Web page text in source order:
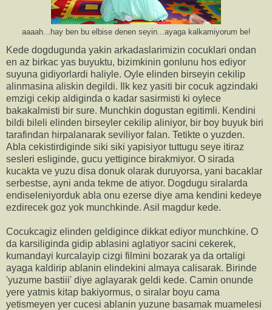
aaaah...hay ben bu elbise denen seyin...ayaga kalkamiyorum be!
Kede dogdugunda yakin arkadaslarimizin cocuklari ondan
en az birkac yas buyuktu, bizimkinin gonlunu hos ediyor
suyuna gidiyorlardi haliyle. Oyle elinden birseyin cekilip
alinmasina aliskin degildi. Ilk kez yasiti bir cocuk agzindaki
emzigi cekip aldiginda o kadar sasirmisti ki oylece
bakakalmisti bir sure. Munchkin dogustan egitimli. Kendini
bildi bileli elinden birseyler cekilip aliniyor, bir boy buyuk biri
tarafindan hirpalanarak seviliyor falan. Tetikte o yuzden.
Abla cekistirdiginde siki siki yapisiyor tuttugu seye itiraz
sesleri esliginde, gucu yettigince birakmiyor. O sirada
kucakta ve yuzu disa donuk olarak duruyorsa, yani bacaklar
serbestse, ayni anda tekme de atiyor. Dogdugu siralarda
endiseleniyorduk abla onu ezerse diye ama kendini kedeye
ezdirecek goz yok munchkinde. Asil magdur kede.
Cocukcagiz elinden geldigince dikkat ediyor munchkine. O
da karsiliginda gidip ablasini aglatiyor sacini cekerek,
kumandayi kurcalayip cizgi filmini bozarak ya da ortaligi
ayaga kaldirip ablanin elindekini almaya calisarak. Birinde
'yuzume bastiii' diye aglayarak geldi kede. Camin onunde
yere yatmis kitap bakiyormus, o siralar boyu cama
yetismeyen yer cucesi ablanin yuzune basamak muamelesi